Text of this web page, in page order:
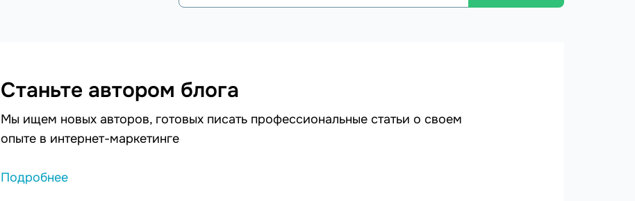
Станьте автором блога
Мы ищем новых авторов, готовых писать профессиональные статьи о своем
опыте в интернет-маркетинге
Подробнее